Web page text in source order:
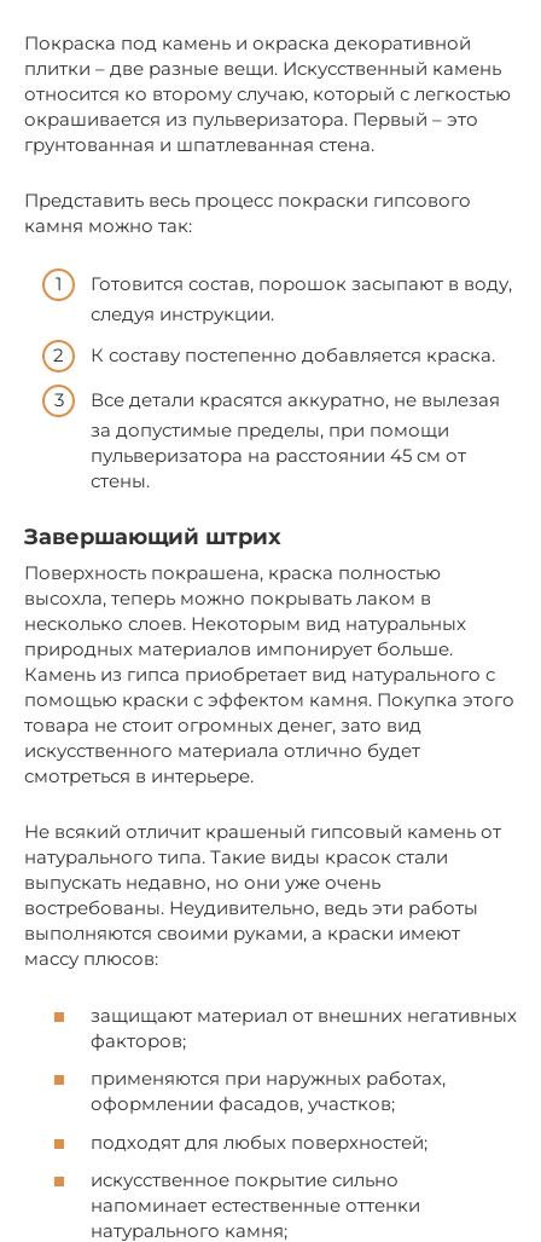
Покраска под камень и окраска декоративной
плитки – две разные вещи. Искусственный камень
относится ко второму случаю, который с легкостью
окрашивается из пульверизатора. Первый – это
грунтованная и шпатлеванная стена.
Представить весь процесс покраски гипсового
камня можно так:
Готовится состав, порошок засыпают в воду,
следуя инструкции.
К составу постепенно добавляется краска.
Все детали красятся аккуратно, не вылезая
за допустимые пределы, при помощи
пульверизатора на расстоянии 45 см от
стены.
Завершающий штрих
Поверхность покрашена, краска полностью
высохла, теперь можно покрывать лаком в
несколько слоев. Некоторым вид натуральных
природных материалов импонирует больше.
Камень из гипса приобретает вид натурального с
помощью краски с эффектом камня. Покупка этого
товара не стоит огромных денег, зато вид
искусственного материала отлично будет
смотреться в интерьере.
Не всякий отличит крашеный гипсовый камень от
натурального типа. Такие виды красок стали
выпускать недавно, но они уже очень
востребованы. Неудивительно, ведь эти работы
выполняются своими руками, а краски имеют
массу плюсов:
защищают материал от внешних негативных
факторов;
применяются при наружных работах,
оформлении фасадов, участков;
подходят для любых поверхностей;
искусственное покрытие сильно
напоминает естественные оттенки
натурального камня;